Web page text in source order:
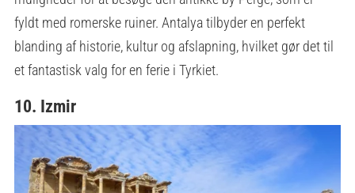
fyldt med romerske ruiner. Antalya tilbyder en perfekt
blanding af historie, kultur og afslapning, hvilket gør det til
et fantastisk valg for en ferie i Tyrkiet.
10. Izmir